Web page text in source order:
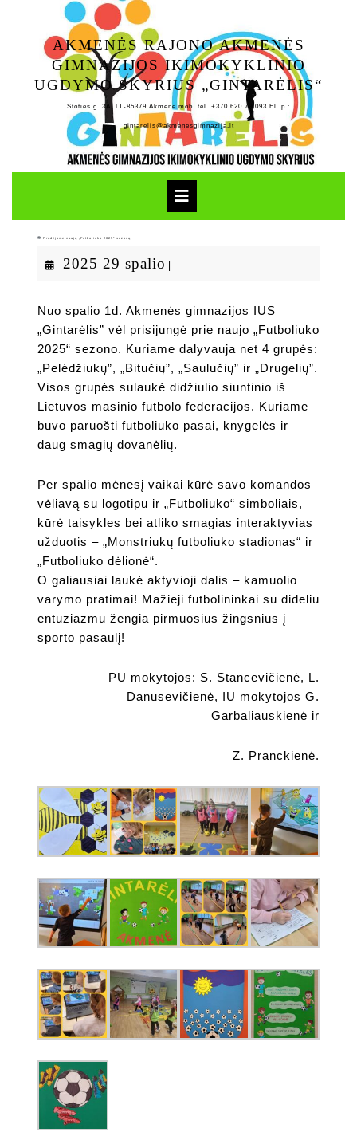
contentAKMENĖS RAJONO AKMENĖS
GIMNAZIJOS IKIMOKYKLINIO
UGDYMO SKYRIUS „GINTARĖLIS“
Stoties g. 3A, LT-85379 Akmenė mob. tel. +370 620 79 093 El. p.:
gintarelis@akmenesgimnazija.lt
Pradėjome naują „Futboliuko 2025“ sezoną!
2025 29 spalio 2025
spalio
Nuo spalio 1d. Akmenės gimnazijos IUS
„Gintarėlis” vėl prisijungė prie naujo „Futboliuko
2025“ sezono. Kuriame dalyvauja net 4 grupės:
„Pelėdžiukų”, „Bitučių”, „Saulučių” ir „Drugelių”.
Visos grupės sulaukė didžiulio siuntinio iš
Lietuvos masinio futbolo federacijos. Kuriame
buvo paruošti futboliuko pasai, knygelės ir
daug smagių dovanėlių.
Per spalio mėnesį vaikai kūrė savo komandos
vėliavą su logotipu ir „Futboliuko“ simboliais,
kūrė taisykles bei atliko smagias interaktyvias
užduotis – „Monstriukų futboliuko stadionas“ ir
„Futboliuko dėlionė“.
O galiausiai laukė aktyvioji dalis – kamuolio
varymo pratimai! Mažieji futbolininkai su dideliu
entuziazmu žengia pirmuosius žingsnius į
sporto pasaulį!
PU mokytojos: S. Stancevičienė, L.
Danusevičienė, IU mokytojos G.
Garbaliauskienė ir
Z. Pranckienė.